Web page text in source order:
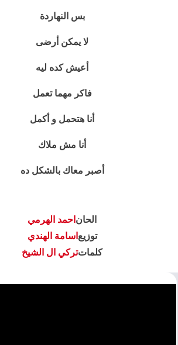
بس النهاردة
لا يمكن أرضى
أعيش كده ليه
فاكر مهما تعمل
أنا هتحمل و أكمل
أنا مش ملاك
أصبر معاك بالشكل ده
الحان احمد الهرمي
توزيع اسامة الهندي
كلماتتركي ال الشيخ